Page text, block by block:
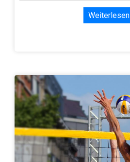
Weiterlesen